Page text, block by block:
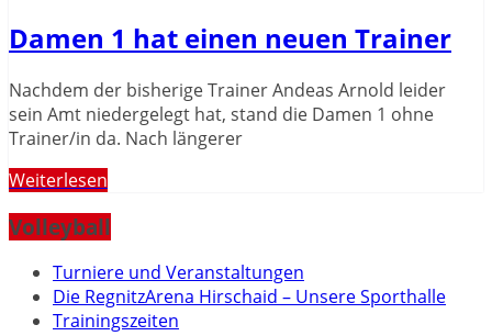
Damen 1 hat einen neuen Trainer
Nachdem der bisherige Trainer Andeas Arnold leider
sein Amt niedergelegt hat, stand die Damen 1 ohne
Trainer/in da. Nach längerer
Weiterlesen
Volleyball
Turniere und Veranstaltungen
Die RegnitzArena Hirschaid – Unsere Sporthalle
Trainingszeiten